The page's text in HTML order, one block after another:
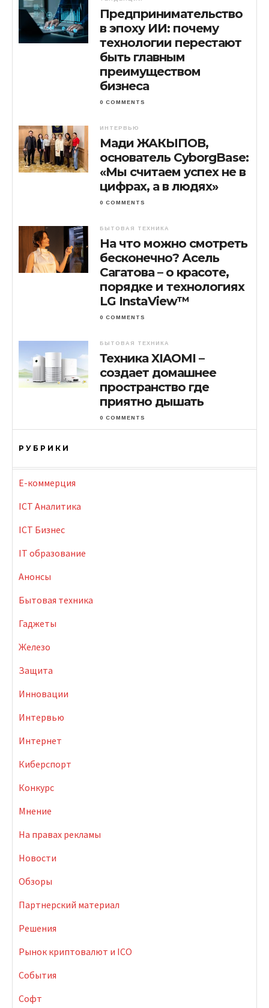
Предпринимательство
в эпоху ИИ: почему
технологии перестают
быть главным
преимуществом
бизнеса
0 COMMENTS
ИНТЕРВЬЮ
Мади ЖАКЫПОВ,
основатель CyborgBase:
«Мы считаем успех не в
цифрах, а в людях»
0 COMMENTS
БЫТОВАЯ ТЕХНИКА
На что можно смотреть
бесконечно? Асель
Сагатова – о красоте,
порядке и технологиях
LG InstaView™
0 COMMENTS
БЫТОВАЯ ТЕХНИКА
Техника XIAOMI –
создает домашнее
пространство где
приятно дышать
0 COMMENTS
РУБРИКИ
E-коммерция
ICT Аналитика
ICT Бизнес
IT образование
Анонсы
Бытовая техника
Гаджеты
Железо
Защита
Инновации
Интервью
Интернет
Киберспорт
Конкурс
Мнение
На правах рекламы
Новости
Обзоры
Партнерский материал
Решения
Рынок криптовалют и ICO
События
Софт